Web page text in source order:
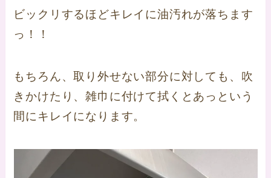
ビックリするほどキレイに油汚れが落ちます
っ！！
もちろん、取り外せない部分に対しても、吹
きかけたり、雑巾に付けて拭くとあっという
間にキレイになります。